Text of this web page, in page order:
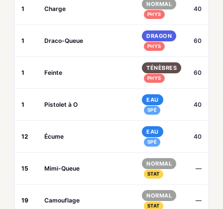
1 Charge
NORMAL
PHYS
40
1 Draco-Queue
DRAGON
PHYS
60
1 Feinte
TÉNÈBRES
PHYS
60
1 Pistolet à O
EAU
SPÉ
40
12 Écume
EAU
SPÉ
40
15 Mimi-Queue
NORMAL
STAT
—
19 Camouflage
NORMAL
STAT
—